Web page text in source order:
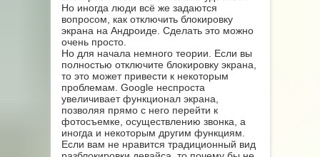
Но иногда люди всё же задаются
вопросом, как отключить блокировку
экрана на Андроиде. Сделать это можно
очень просто.
Но для начала немного теории. Если вы
полностью отключите блокировку экрана,
то это может привести к некоторым
проблемам. Google неспроста
увеличивает функционал экрана,
позволяя прямо с него перейти к
фотосъемке, осуществлению звонка, а
иногда и некоторым другим функциям.
Если вам не нравится традиционный вид